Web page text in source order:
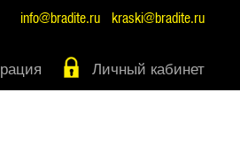
info@bradite.ru kraski@bradite.ru
Личный кабинет